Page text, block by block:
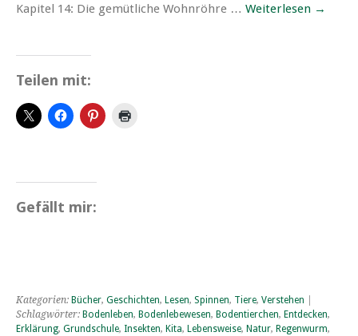
Kapitel 14: Die gemütliche Wohnröhre … Weiterlesen →
Teilen mit:
Gefällt mir:
Kategorien: Bücher, Geschichten, Lesen, Spinnen, Tiere, Verstehen
Schlagwörter: Bodenleben, Bodenlebewesen, Bodentierchen, Entdecken,
Erklärung, Grundschule, Insekten, Kita, Lebensweise, Natur, Regenwurm,